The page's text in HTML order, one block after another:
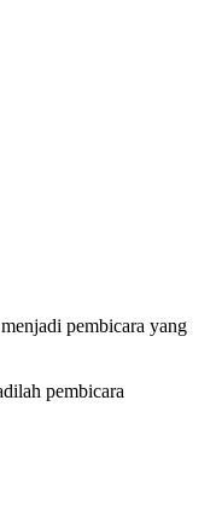
pembicara yang
pembicara